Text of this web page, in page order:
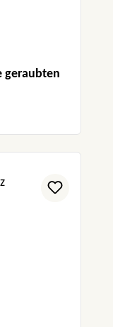
geraubten